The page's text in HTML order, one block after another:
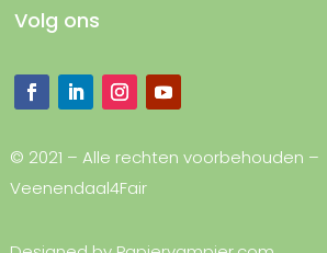
Volg ons
© 2021 – Alle rechten voorbehouden –
Veenendaal4Fair